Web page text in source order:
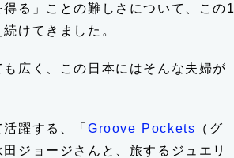
る」ことの難しさについて、この1
けてきました。
広く、この日本にはそんな夫婦が
活躍する、「Groove Pockets （グ
ジョージさんと、旅するジュエリ